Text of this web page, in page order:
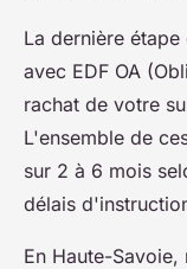
La dernière
avec EDF OA
rachat de votre
L'ensemble de
sur 2 à 6 mois
délais
En Haute-Savoie,